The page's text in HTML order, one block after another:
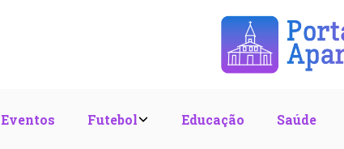
Eventos Futebol Educação Saúde